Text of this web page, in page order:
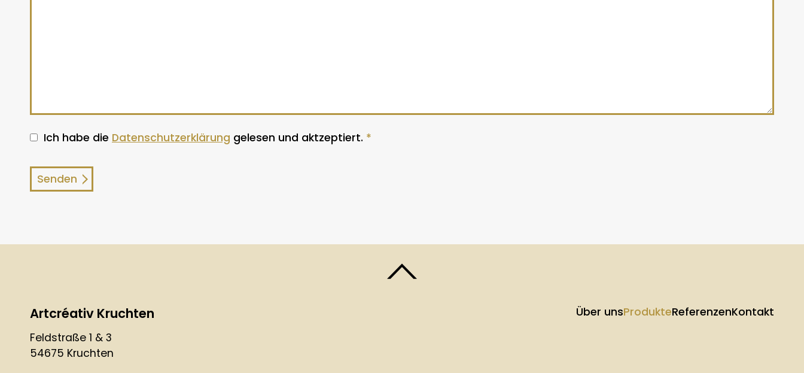
Ich habe die Datenschutzerklärung gelesen und aktzeptiert. *
Artcréativ Kruchten
Feldstraße 1 & 3
54675 Kruchten
Über unsProdukteReferenzenKontakt